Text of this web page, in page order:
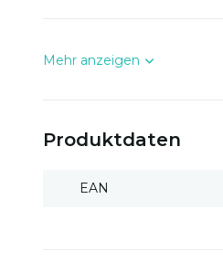
Mehr anzeigen
Produktdaten
EAN